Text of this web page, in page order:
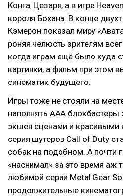
Конга, Цезаря, а в игре
короля Бохана. В конце
Кэмерон показал миру
роняя челюсть зрителям
когда играм ещё было куда
картинки, а фильм при этом
синематик будущего.
Игры тоже не стояли на
наполнять ААА блокбастеры
экшен сценами и красивыми
серия шутеров Call of Duty
собак на подобном. А почти
«наснимал» за это время аж
любимой серии Metal Gear
продолжительные